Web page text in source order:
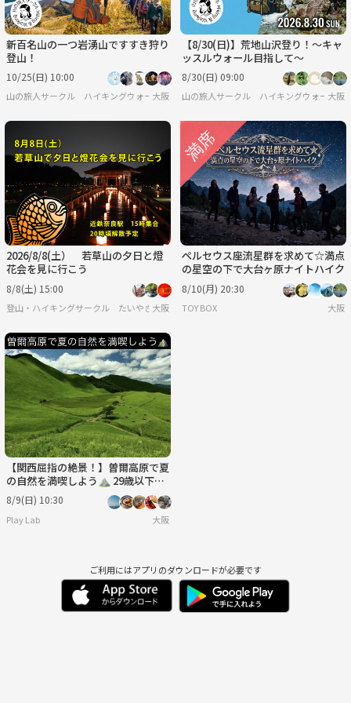
新百名山の一つ岩湧山ですすき狩り
登山！
10/25(日) 10:00
山の旅人サークル ハイキングウォーキング
大阪
【8/30(日)】荒地山沢登り！～キャ
ッスルウォール目指して～
8/30(日) 09:00
山の旅人サークル ハイキングウォーキン
大阪
2026/8/8(土） 若草山の夕日と燈
花会を見に行こう
8/8(土) 15:00
登山・ハイキングサークル たいやきんぐ
大阪
ペルセウス座流星群を求めて☆満点
の星空の下で大台ヶ原ナイトハイク
8/10(月) 20:30
TOY BOX 大阪
【関西屈指の絶景！】曽爾高原で夏
の自然を満喫しよう⛰️ 29歳以下限
定(一部除く)
8/9(日) 10:30
Play Lab 大阪
ご利用にはアプリのダウンロードが必要です